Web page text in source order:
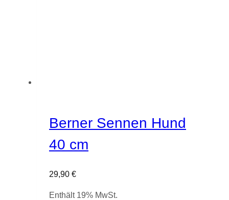
Berner Sennen Hund
40 cm
29,90 €
Enthält 19% MwSt.